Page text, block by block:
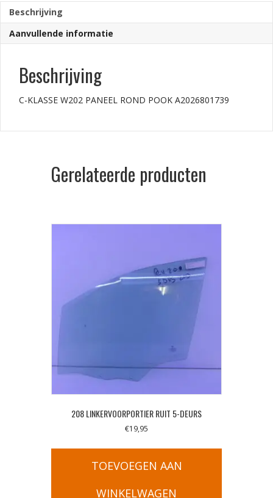
aantal
Beschrijving
Aanvullende informatie
Beschrijving
C-KLASSE W202 PANEEL ROND POOK A2026801739
Gerelateerde producten
208 LINKERVOORPORTIER RUIT 5-DEURS
€19,95
TOEVOEGEN AAN
WINKELWAGEN